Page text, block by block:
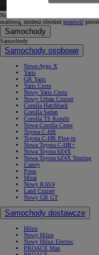
Nie otrzymałeś wiadomości? Nie
mailową, możesz również ponowić
Samochody
Samochody
Samochody osobowe
Nowe Aygo X
Yaris
GR Yaris
Yaris Cross
Nowy Yaris Cross
Nowy Urban Cruiser
Corolla Hatchback
Corolla Sedan
Corolla TS Kombi
Nowa Corolla Cross
Toyota C-HR
Toyota C-HR Plug-in
Nowa Toyota C-HR+
Nowa Toyota bZ4X
Nowa Toyota bZ4X Touring
Camry
Prius
Mirai
Nowy RAV4
Land Cruiser
Nowy GR GT
Samochody dostawcze
Hilux
Nowy Hilux
Nowy Hilux Electric
PROACE Max